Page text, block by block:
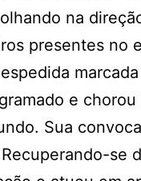
na
presentes no
e
Sua
se